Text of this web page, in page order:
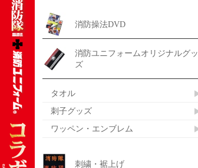
消防操法DVD
消防ユニフォームオリジナルグッ
ズ
タオル
刺子グッズ
ワッペン・エンブレム
刺繍・裾上げ